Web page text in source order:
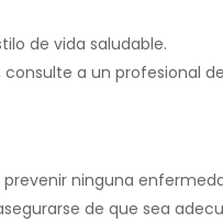
de vida saludable.
a un profesional
ninguna
de que sea